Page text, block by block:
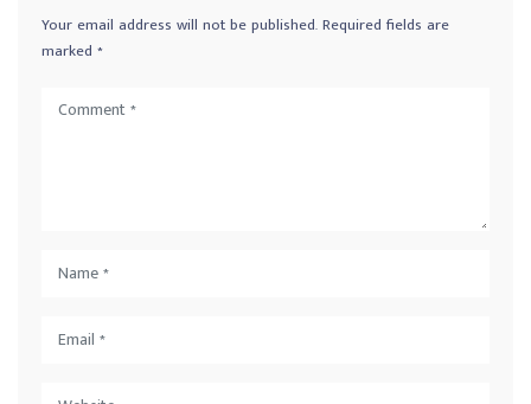
Your email address will not be published.Required fields are
marked *